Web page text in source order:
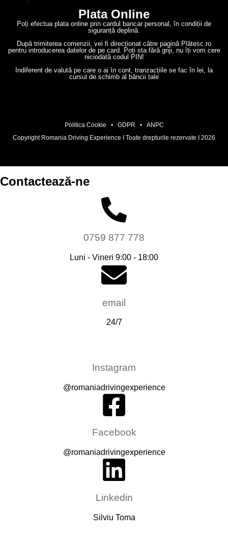
Plata Online
Poți efectua plata online prin cardul bancar personal, în condiții de
siguranță deplină.
După trimiterea comenzii, vei fi direcționat către pagină Plătesc.ro
pentru introducerea datelor de pe card. Poți sta fără griji, nu îți vom cere
niciodată codul PIN!
Indiferent de valută pe care o ai în cont, tranzacțiile se fac în lei, la
cursul de schimb al băncii tale
Politica Cookie • GDPR • ANPC
Copyright Romania Driving Experience I Toate drepturile rezervate I 2026
Contactează-ne
0759 877 778
Luni - Vineri 9:00 - 18:00
email
24/7
Instagram
@romaniadrivingexperience
Facebook
@romaniadrivingexperience
Linkedin
Silviu Toma